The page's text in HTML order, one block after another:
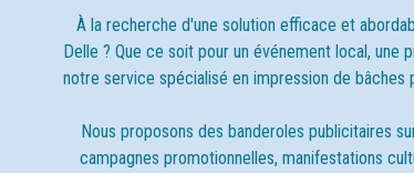
À la recherche d'une solution efficace et
Delle ? Que ce soit pour un événement local, une
notre service spécialisé en impression de bâches
Nous proposons des banderoles publicitaires
campagnes promotionnelles, manifestations